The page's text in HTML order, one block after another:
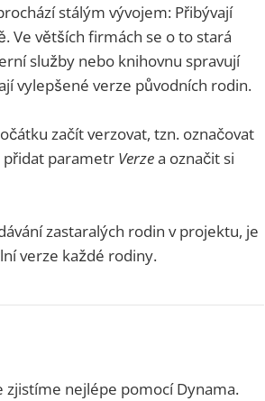
stálým vývojem: Přibývají
Ve větších firmách se o to stará
služby nebo knihovnu spravují
vylepšené verze původních rodin.
začít verzovat, tzn. označovat
přidat parametr Verzea označit si
zastaralých rodin v projektu, je
verze každé rodiny.
nejlépe pomocí Dynama.